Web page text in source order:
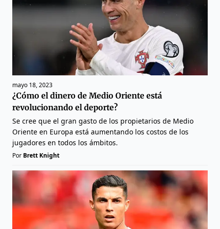
mayo 18, 2023
¿Cómo el dinero de Medio Oriente está
revolucionando el deporte?
Se cree que el gran gasto de los propietarios de Medio
Oriente en Europa está aumentando los costos de los
jugadores en todos los ámbitos.
Por Brett Knight